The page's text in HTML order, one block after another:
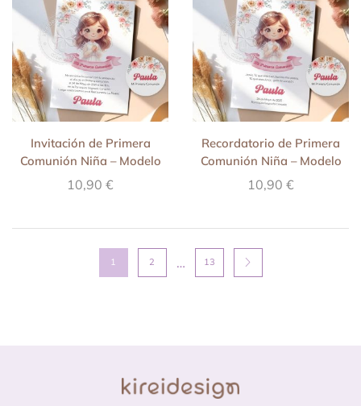
Invitación de Primera
Comunión Niña – Modelo
Azami
10,90 €
Recordatorio de Primera
Comunión Niña – Modelo
Azami
10,90 €
1 2 … 13